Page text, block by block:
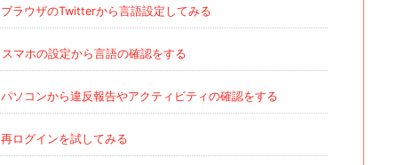
ブラウザのTwitterから言語設定してみる
スマホの設定から言語の確認をする
パソコンから違反報告やアクティビティの確認をする
再ログインを試してみる